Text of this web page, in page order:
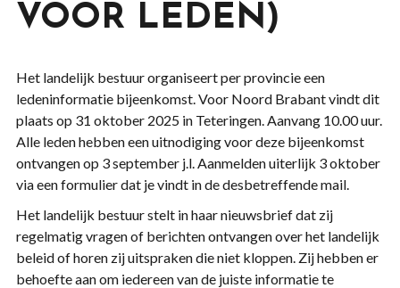
VOOR LEDEN)
Het landelijk bestuur organiseert per provincie een
ledeninformatie bijeenkomst. Voor Noord Brabant vindt dit
plaats op 31 oktober 2025 in Teteringen. Aanvang 10.00 uur.
Alle leden hebben een uitnodiging voor deze bijeenkomst
ontvangen op 3 september j.l. Aanmelden uiterlijk 3 oktober
via een formulier dat je vindt in de desbetreffende mail.
Het landelijk bestuur stelt in haar nieuwsbrief dat zij
regelmatig vragen of berichten ontvangen over het landelijk
beleid of horen zij uitspraken die niet kloppen. Zij hebben er
behoefte aan om iedereen van de juiste informatie te